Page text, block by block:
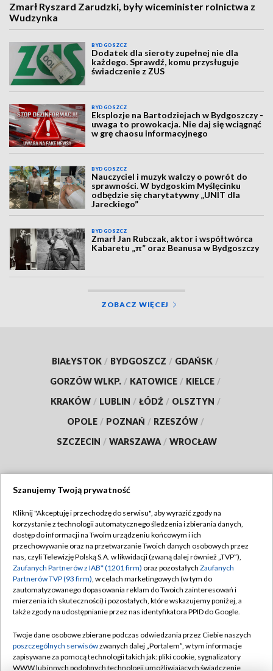
Zmarł Ryszard Zarudzki, były wiceminister rolnictwa z
Wudzynka
BYDGOSZCZ
Dodatek dla sieroty zupełnej nie dla
każdego. Sprawdź, komu przysługuje
świadczenie z ZUS
BYDGOSZCZ
Eksplozje na Bartodziejach w Bydgoszczy -
uwaga to prowokacja. Nie daj się wciągnąć
w grę chaosu informacyjnego
BYDGOSZCZ
Nauczyciel i muzyk walczy o powrót do
sprawności. W bydgoskim Myślęcinku
odbędzie się charytatywny „UNIT dla
Jareckiego”
BYDGOSZCZ
Zmarł Jan Rubczak, aktor i współtwórca
Kabaretu „π” oraz Beanusa w Bydgoszczy
ZOBACZ WIĘCEJ
BIAŁYSTOK / BYDGOSZCZ / GDAŃSK /
GORZÓW WLKP. / KATOWICE / KIELCE /
KRAKÓW / LUBLIN / ŁÓDŹ / OLSZTYN /
OPOLE / POZNAŃ / RZESZÓW /
SZCZECIN / WARSZAWA / WROCŁAW
TVP
Abonament TVP
Emisja w TVP
Centrum informacji TVP
Naziemna Telewizja Cyfrowa
Rada Programowa
System NOS
Regulamin TVP
Polityka prywatności
Moje zgody
Pomoc
Kontakt
Szanujemy Twoją prywatność
Kliknij "Akceptuję i przechodzę do serwisu", aby wyrazić zgody na
korzystanie z technologii automatycznego śledzenia i zbierania danych,
dostęp do informacji na Twoim urządzeniu końcowym i ich
przechowywanie oraz na przetwarzanie Twoich danych osobowych przez
nas, czyli Telewizję Polską S.A. w likwidacji (zwaną dalej również „TVP”),
Zaufanych Partnerów z IAB* (1201 firm) oraz pozostałych Zaufanych
Partnerów TVP (93 firm), w celach marketingowych (w tym do
zautomatyzowanego dopasowania reklam do Twoich zainteresowań i
mierzenia ich skuteczności) i pozostałych, które wskazujemy poniżej, a
także zgody na udostępnianie przez nas identyfikatora PPID do Google.
Twoje dane osobowe zbierane podczas odwiedzania przez Ciebie naszych
poszczególnych serwisówzwanych dalej „Portalem”, w tym informacje
zapisywane za pomocą technologii takich jak: pliki cookie, sygnalizatory
WWW lub innych podobnych technologii umożliwiających świadczenie